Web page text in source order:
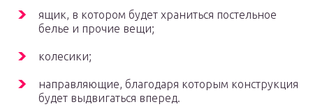
ящик, в котором будет храниться постельное
белье и прочие вещи;
колесики;
направляющие, благодаря которым конструкция
будет выдвигаться вперед.